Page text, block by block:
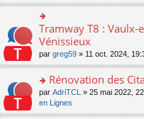
s
ult
er
le
m
e
s
s
g
o
n
ult
er
le
m
e
s
Tramway T8 : Vaulx-
Vénissieux
par greg59 » 11 oct. 2024,
o
n
s
Rénovation des
par AdriTCL » 25 mai 2022,
en Lignes